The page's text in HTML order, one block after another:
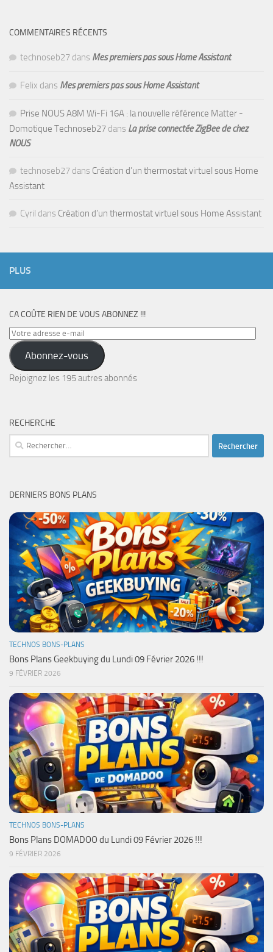
COMMENTAIRES RÉCENTS
technoseb27 dans Mes premiers pas sous Home Assistant
Felix dans Mes premiers pas sous Home Assistant
Prise NOUS A8M Wi-Fi 16A : la nouvelle référence Matter -
Domotique Technoseb27 dans La prise connectée ZigBee de chez
NOUS
technoseb27 dans Création d’un thermostat virtuel sous Home
Assistant
Cyril dans Création d’un thermostat virtuel sous Home Assistant
PLUS
CA COÛTE RIEN DE VOUS ABONNEZ !!!
Votre
adresse
e-
mail
Abonnez-vous
Rejoignez les 195 autres abonnés
RECHERCHE
Rechercher :
DERNIERS BONS PLANS
TECHNOS BONS-PLANS
Bons Plans Geekbuying du Lundi 09 Février 2026 !!!
9 FÉVRIER 2026
TECHNOS BONS-PLANS
Bons Plans DOMADOO du Lundi 09 Février 2026 !!!
9 FÉVRIER 2026